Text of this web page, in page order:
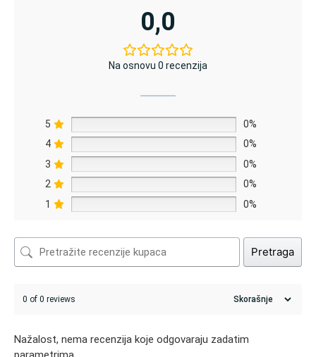
0,0
Na osnovu 0 recenzija
5
0%
4
0%
3
0%
2
0%
1
0%
Pretraga
0 of 0 reviews
Nažalost, nema recenzija koje odgovaraju zadatim